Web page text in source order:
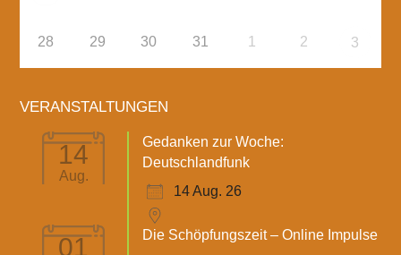
28 29 30 31 1 2 3
VERANSTALTUNGEN
14
Aug.
Gedanken zur Woche:
Deutschlandfunk
14 Aug. 26
01
Die Schöpfungszeit – Online Impulse